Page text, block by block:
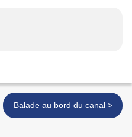
Balade au bord du canal >